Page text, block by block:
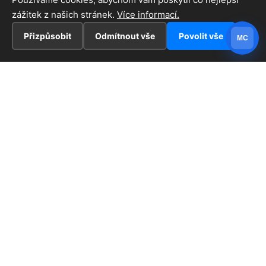
zážitek z našich stránek. Více informací.
Přizpůsobit Odmítnout vše Povolit vše MC